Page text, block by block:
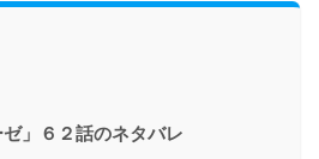
」６２話のネタバレ